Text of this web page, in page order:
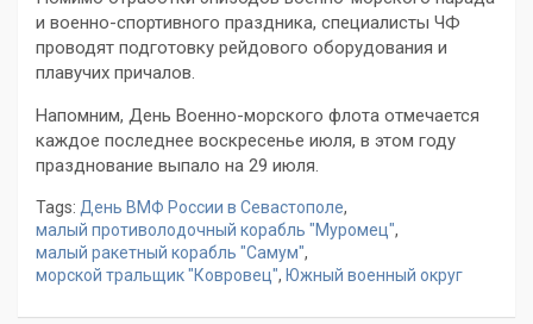
и военно-спортивного праздника, специалисты ЧФ
проводят подготовку рейдового оборудования и
плавучих причалов.
Напомним, День Военно-морского флота отмечается
каждое последнее воскресенье июля, в этом году
празднование выпало на 29 июля.
Tags: День ВМФ России в Севастополе,
малый противолодочный корабль "Муромец",
малый ракетный корабль "Самум",
морской тральщик "Ковровец", Южный военный округ